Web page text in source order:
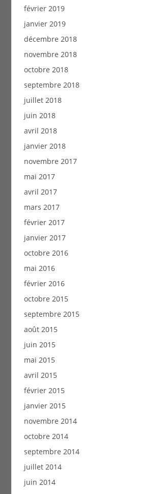
février 2019
janvier 2019
décembre 2018
novembre 2018
octobre 2018
septembre 2018
juillet 2018
juin 2018
avril 2018
janvier 2018
novembre 2017
mai 2017
avril 2017
mars 2017
février 2017
janvier 2017
octobre 2016
mai 2016
février 2016
octobre 2015
septembre 2015
août 2015
juin 2015
mai 2015
avril 2015
février 2015
janvier 2015
novembre 2014
octobre 2014
septembre 2014
juillet 2014
juin 2014